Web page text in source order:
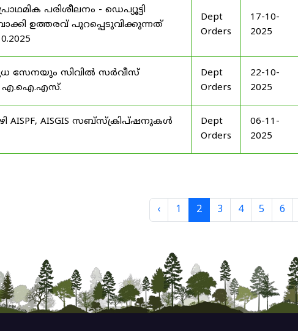
പരിശീലനം - ഡെപ്യൂട്ടി
ഉത്തരവ് പുറപ്പെടുവിക്കുന്നത്
Dept
Orders
17-10-
2025
സേനയും സിവിൽ സർവീസ്
- എ.ഐ.എസ്.
Dept
Orders
22-10-
2025
AISPF, AISGIS സബ്‌സ്‌ക്രിപ്‌ഷനുകൾ
Dept
Orders
06-11-
2025
‹ 1 2 3 4 5 6